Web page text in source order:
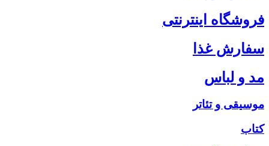
فروشگاه اینترنتی
سفارش غذا
مد و لباس
موسیقی و تئاتر
کتاب